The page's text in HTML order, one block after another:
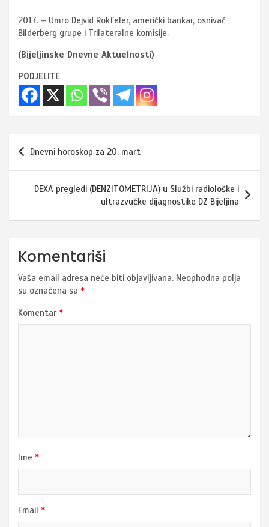
2017. – Umro Dejvid Rokfeler, američki bankar, osnivač
Bilderberg grupe i Trilateralne komisije.
(Bijeljinske Dnevne Aktuelnosti)
PODJELITE
Navigacija
članaka
Dnevni horoskop za 20. mart
DEXA pregledi (DENZITOMETRIJA) u Službi radiološke i
ultrazvučke dijagnostike DZ Bijeljina
Komentariši
Vaša email adresa neće biti objavljivana. Neophodna polja
su označena sa *
Komentar *
Ime *
Email *